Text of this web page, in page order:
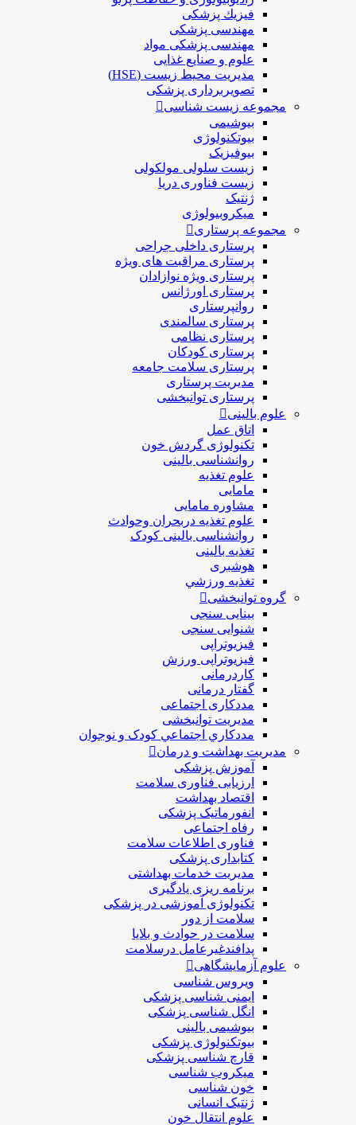
فيزيك پزشکی
مهندسی پزشکی
مهندسی پزشکی مواد
علوم و صنايع غذایی
مدیریت محیط زیست (HSE)
تصویربرداری پزشکی
مجموعه زیست شناسی
بیوشیمی
بیوتکنولوژی
بیوفیزیک
زیست سلولی مولکولی
زیست فناوری دریا
ژنتیک
میکروبیولوژی
مجموعه پرستاری
پرستاری داخلی جراحی
پرستاری مراقبت های ويژه
پرستاری ويژه نوازادان
پرستاری اورژانس
روانپرستاری
پرستاری سالمندی
پرستاری نظامی
پرستاری کودکان
پرستاری سلامت جامعه
مدیریت پرستاری
پرستاری توانبخشی
علوم بالینی
اتاق عمل
تکنولوژی گردش خون
روانشناسی بالینی
علوم تغذیه
مامایی
مشاوره مامایی
علوم تغذیه دربحران وحوادث
روانشناسی بالینی کودک
تغذیه بالینی
هوشبری
تغذيه ورزشي
گروه توانبخشی
بینایی سنجی
شنوایی سنجی
فیزیوتراپی
فیزیوتراپی ورزش
کاردرمانی
گفتار درمانی
مددکاری اجتماعی
مديريت توانبخشی
مددکاري اجتماعي کودک و نوجوان
مدیریت بهداشت و درمان
آموزش پزشکی
ارزیابی فناوری سلامت
اقتصاد بهداشت
انفورماتیک پزشکی
رفاه اجتماعی
فناوری اطلاعات سلامت
کتابداری پزشکی
مديريت خدمات بهداشتی
برنامه ریزی یادگیری
تکنولوژی آموزشی در پزشکی
سلامت از دور
سلامت در حوادث و بلایا
پدافندغیرعامل درسلامت
علوم آزمایشگاهی
ویروس شناسی
ایمنی شناسی پزشكی
انگل شناسی پزشکی
بیوشیمی بالینی
بیوتکنولوژی پزشکی
قارچ شناسی پزشکی
ميكروب شناسی
خون شناسی
ژنتیک انسانی
علوم انتقال خون